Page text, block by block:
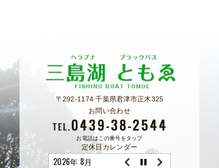
〒292-1174 千葉県君津市正木325
お問い合わせ
お電話はこの番号をタップ
定休日カレンダー
2026年 8月